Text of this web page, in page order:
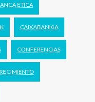
ETICA
CAIXABANKIA
CONFERENCIAS